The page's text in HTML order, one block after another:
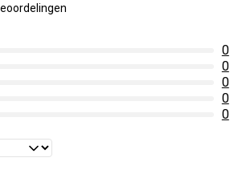
0
0
0
0
0